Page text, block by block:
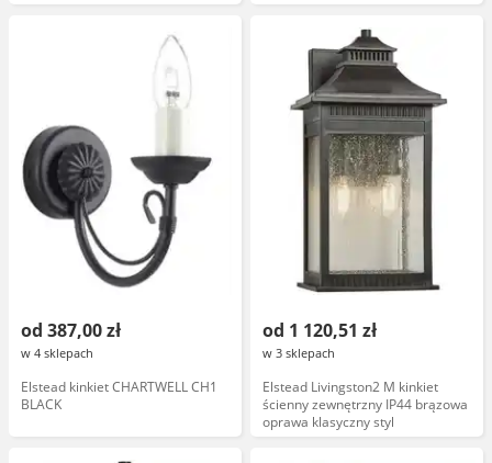
od 387,00 zł
w 4 sklepach
Elstead kinkiet CHARTWELL CH1
BLACK
od 1 120,51 zł
w 3 sklepach
Elstead Livingston2 M kinkiet
ścienny zewnętrzny IP44 brązowa
oprawa klasyczny styl